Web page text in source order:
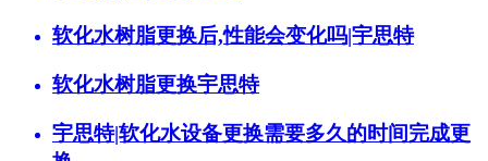
软化水树脂更换后,性能会变化吗|宇思特
软化水树脂更换宇思特
宇思特|软化水设备更换需要多久的时间完成更